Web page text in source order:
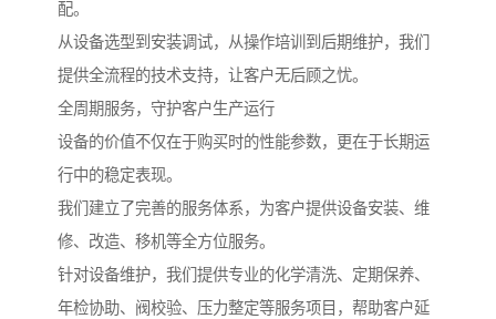
配。
从设备选型到安装调试，从操作培训到后期维护，我们
提供全流程的技术支持，让客户无后顾之忧。
全周期服务，守护客户生产运行
设备的价值不仅在于购买时的性能参数，更在于长期运
行中的稳定表现。
我们建立了完善的服务体系，为客户提供设备安装、维
修、改造、移机等全方位服务。
针对设备维护，我们提供专业的化学清洗、定期保养、
年检协助、阀校验、压力整定等服务项目，帮助客户延